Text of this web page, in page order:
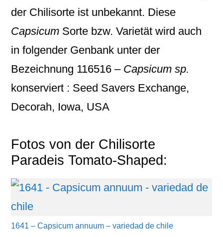
der Chilisorte ist unbekannt. Diese
Capsicum Sorte bzw. Varietät wird auch
in folgender Genbank unter der
Bezeichnung 116516 – Capsicum sp.
konserviert : Seed Savers Exchange,
Decorah, Iowa, USA
Fotos von der Chilisorte
Paradeis Tomato-Shaped:
1641 – Capsicum annuum – variedad de chile